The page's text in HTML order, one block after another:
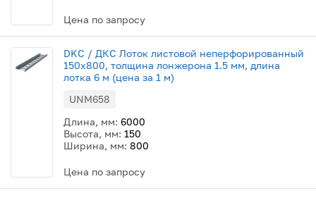
Цена по запросу
DKC / ДКС Лоток листовой неперфорированный
150х800, толщина лонжерона 1.5 мм, длина
лотка 6 м (цена за 1 м)
UNM658
Длина, мм: 6000
Высота, мм: 150
Ширина, мм: 800
Цена по запросу